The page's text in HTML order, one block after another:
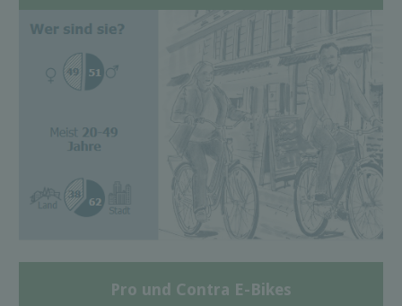
Pro und Contra E-Bikes